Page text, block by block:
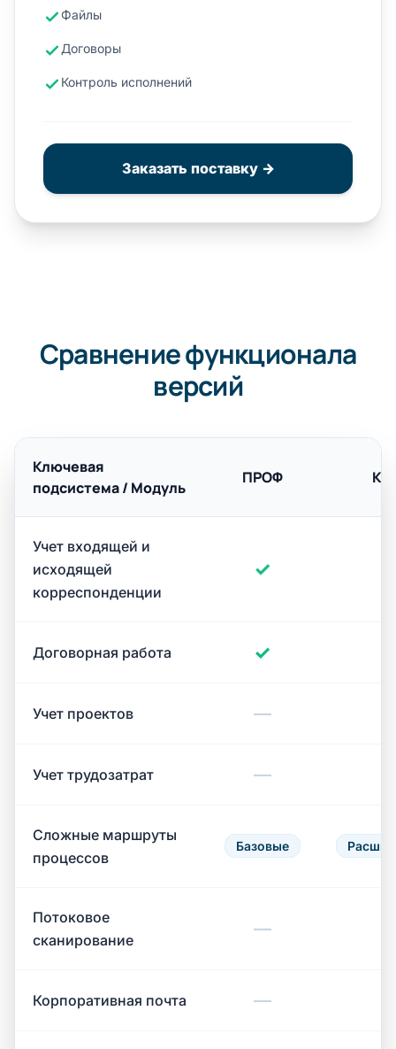
Файлы
Договоры
Контроль исполнений
Заказать поставку →
Сравнение функционала
версий
Ключевая
подсистема / Модуль
ПРОФ
Учет входящей и
исходящей
корреспонденции
✓
Договорная работа ✓
Учет проектов —
Учет трудозатрат —
Сложные маршруты
процессов
Базовые
Потоковое
сканирование
—
Корпоративная почта —